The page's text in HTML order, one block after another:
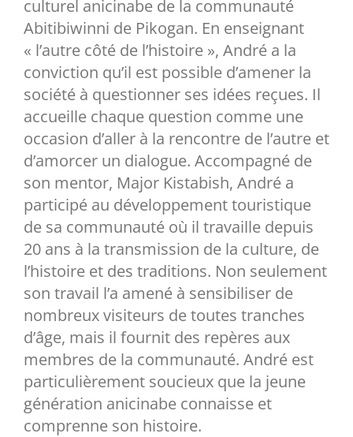
culturel anicinabe de la communauté
Abitibiwinni de Pikogan. En enseignant
« l’autre côté de l’histoire », André a la
conviction qu’il est possible d’amener la
société à questionner ses idées reçues. Il
accueille chaque question comme une
occasion d’aller à la rencontre de l’autre et
d’amorcer un dialogue. Accompagné de
son mentor, Major Kistabish, André a
participé au développement touristique
de sa communauté où il travaille depuis
20 ans à la transmission de la culture, de
l’histoire et des traditions. Non seulement
son travail l’a amené à sensibiliser de
nombreux visiteurs de toutes tranches
d’âge, mais il fournit des repères aux
membres de la communauté. André est
particulièrement soucieux que la jeune
génération anicinabe connaisse et
comprenne son histoire.